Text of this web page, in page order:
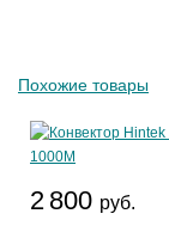
Похожие товары
2 800 руб.